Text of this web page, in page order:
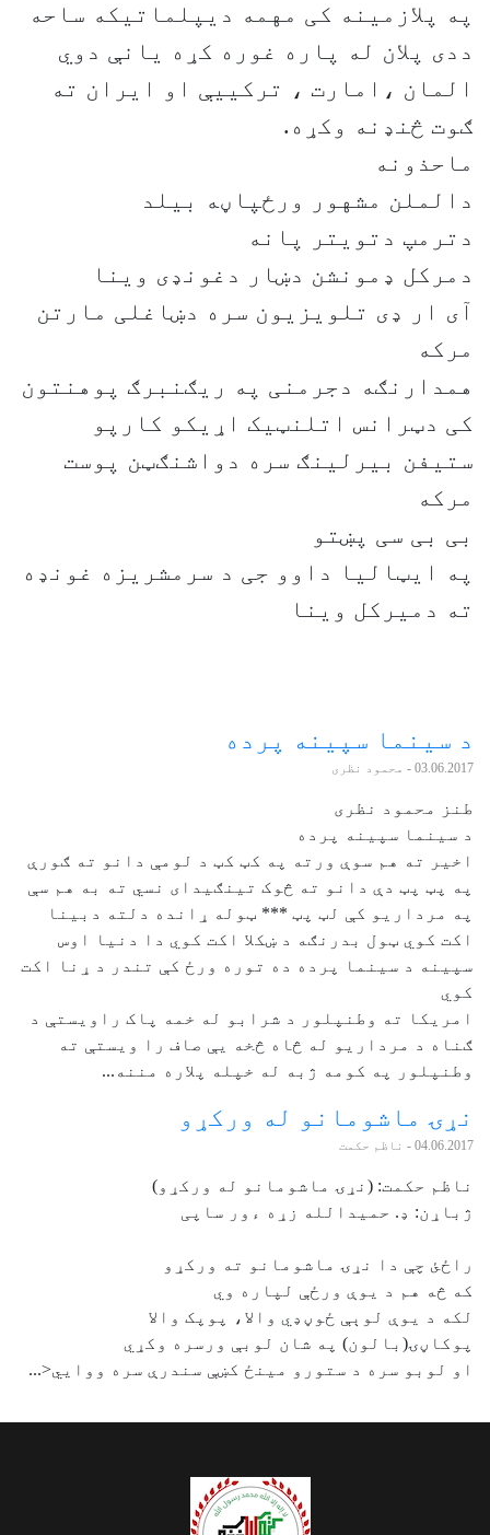
په پلازمینه کی مهمه دیپلماتیکه ساحه
ددی پلان له پاره غوره کړه یانې دوي
المان ،امارت ، ترکییې او ایران ته
ګوت څنډنه وکړه.
ماحذونه
دالملن مشهور ورځپاڼه بیلد
دترمپ دتویتر پانه
دمرکل ډمونشن دښار دغونډی وینا
آی ار ډی تلویزیون سره دښاغلی مارتن
مرکه
همدارنګه دجرمنی په ریګنبرګ پوهنتون
کی دټرانس اتلنټیک اړیکو کارپو
ستیفن بیرلینګ سره دواشنګټن پوست
مرکه
بی بی سی پښتو
په ایټالیا داوو جی د سرمشریزه غونډه
ته دمیرکل وینا
د سینما سپينه پرده
03.06.2017 - محمود نظری
طنز محمود نظری
د سینما سپينه پرده
اخیر ته هم سوې ورته په کټ کټ د لومې دانو ته ګورې
په پټ پټ دې دانو ته څوک تینګیدای نسي ته به هم سې
په مرداریو کې لټ پټ *** ټوله ړانده دلته دبینا
اکت کوي ټول بدرنګه د ښکلا اکت کوي دا دنیا اوس
سپینه د سینما پرده ده توره ورځ کې تندر د ړنا اکت
کوي
امریکا ته وطنپلور د شرابو له خمه پاک راویستې د
ګناه د مرداریو له څاه څخه یې صاف را ویستې ته
وطنپلور په کومه ژبه له خپله پلاره مننه...
نړۍ ماشومانو له ورکړو
04.06.2017 - ناظم حکمت
ناظم حکمت: (نړۍ ماشومانو له ورکړو)
ژباړن: ډ. حمیدالله زړه ءور ساپی
راځئ چې دا نړۍ ماشومانو ته ورکړو
که څه هم د یوې ورځې لپاره وي
لکه د یوې لوېې ځوڼډي والا، پوپک والا
پوکاڼۍ(بالون) په شان لوبې ورسره وکړي
او لوبو سره د ستورو مینځ کښې سندرې سره ووايي<...